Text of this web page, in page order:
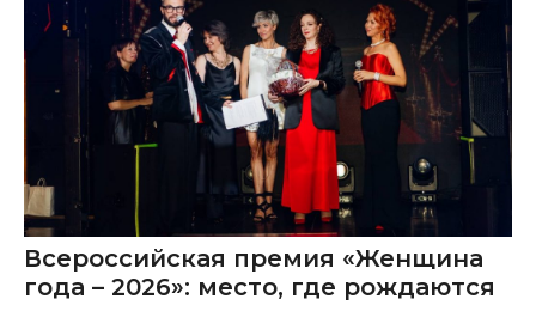
Всероссийская премия «Женщина
года – 2026»: место, где рождаются